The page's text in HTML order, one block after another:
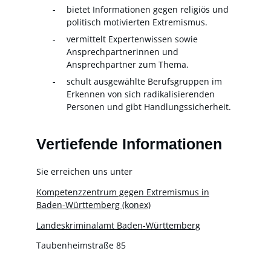
bietet Informationen gegen religiös und
politisch motivierten Extremismus.
vermittelt Expertenwissen sowie
Ansprechpartnerinnen und
Ansprechpartner zum Thema.
schult ausgewählte Berufsgruppen im
Erkennen von sich radikalisierenden
Personen und gibt Handlungssicherheit.
Vertiefende Informationen
Sie erreichen uns unter
Kompetenzzentrum gegen Extremismus in
Baden-Württemberg (konex)
Landeskriminalamt Baden-Württemberg
Taubenheimstraße 85